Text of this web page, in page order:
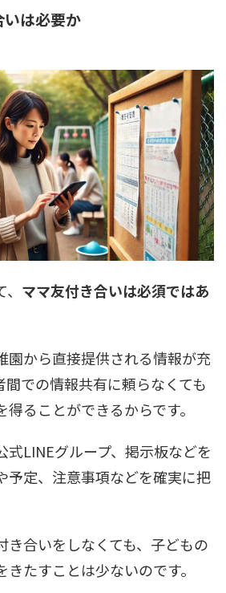
は必要か
ママ友付き合いは必須ではあ
園から直接提供される情報が充
間での情報共有に頼らなくても
ることができるからです。
式LINEグループ、掲示板などを
予定、注意事項などを確実に把
き合いをしなくても、子どもの
たすことは少ないのです。